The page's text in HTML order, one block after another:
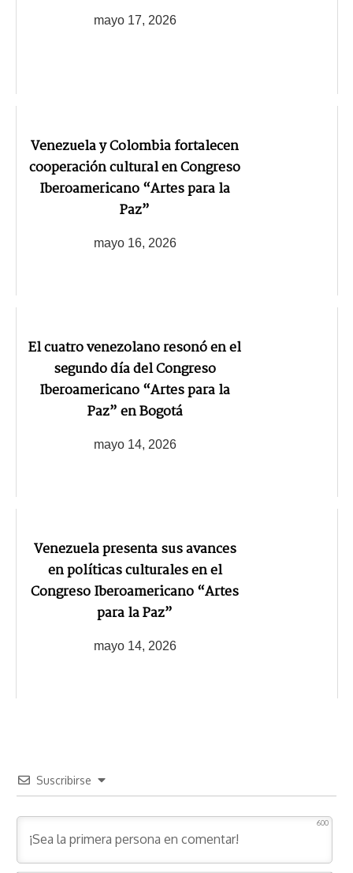
mayo 17, 2026
Venezuela y Colombia fortalecen
cooperación cultural en Congreso
Iberoamericano “Artes para la
Paz”
mayo 16, 2026
El cuatro venezolano resonó en el
segundo día del Congreso
Iberoamericano “Artes para la
Paz” en Bogotá
mayo 14, 2026
Venezuela presenta sus avances
en políticas culturales en el
Congreso Iberoamericano “Artes
para la Paz”
mayo 14, 2026
Suscribirse
600